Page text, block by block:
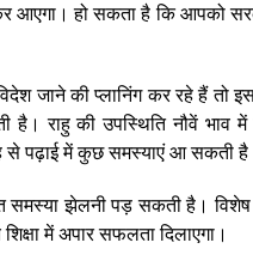
हो सकता है कि आपको
जाने की प्लानिंग कर रहे हैं
राहु की उपस्थिति नौवें भाव में
से पढ़ाई में कुछ समस्याएं आ सकती
समस्या झेलनी पड़ सकती है।
में अपार सफलता दिलाएगा।